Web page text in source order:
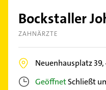
Bockstaller
ZAHNÄRZTE
Neuenhausplatz 39,
GeöffnetSchließt